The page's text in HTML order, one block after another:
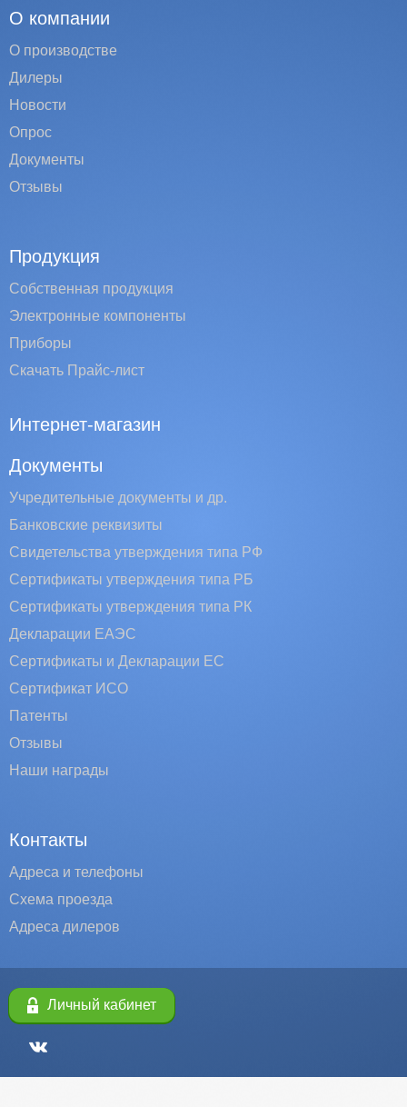
О компании
О производстве
Дилеры
Новости
Опрос
Документы
Отзывы
Продукция
Собственная продукция
Электронные компоненты
Приборы
Скачать Прайс-лист
Интернет-магазин
Документы
Учредительные документы и др.
Банковские реквизиты
Свидетельства утверждения типа РФ
Сертификаты утверждения типа РБ
Сертификаты утверждения типа РК
Декларации ЕАЭС
Сертификаты и Декларации EC
Сертификат ИСО
Патенты
Отзывы
Наши награды
Контакты
Адреса и телефоны
Схема проезда
Адреса дилеров
Личный кабинет